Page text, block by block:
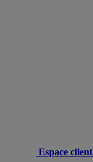
Espace client